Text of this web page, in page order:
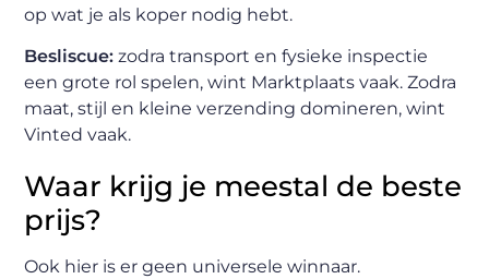
op wat je als koper nodig hebt.
Besliscue: zodra transport en fysieke inspectie
een grote rol spelen, wint Marktplaats vaak. Zodra
maat, stijl en kleine verzending domineren, wint
Vinted vaak.
Waar krijg je meestal de beste
prijs?
Ook hier is er geen universele winnaar.